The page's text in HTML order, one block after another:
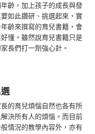
齡，加上孩子的成長與發
如此鑽研、挑選起來，實
齡來撰寫的育兒書籍，會
懂。雖然說育兒書籍只是
長們打一劑強心針。
的育兒煩惱自然也各有所
決所有人的煩惱。而目前
情況的教學內容外，亦有